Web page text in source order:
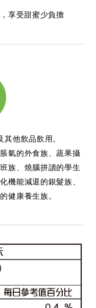
享受甜蜜少負擔
其他飲品飲用。
氣的外食族、蔬果攝
族、燒腦拼讀的學生
機能減退的銀髮族、
健康養生族。